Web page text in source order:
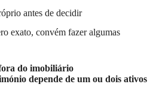
antes de decidir
exato, convém fazer algumas
do imobiliário
depende de um ou dois ativos